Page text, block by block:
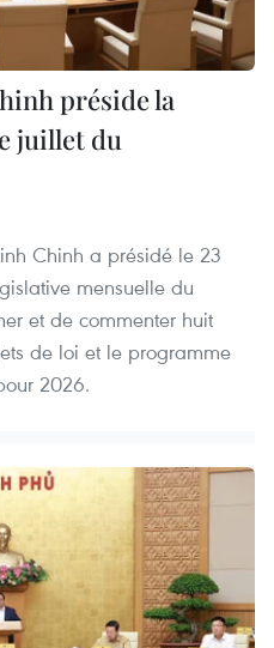
préside la
juillet du
Chinh a présidé le 23
mensuelle du
et de commenter huit
de loi et le programme
2026.